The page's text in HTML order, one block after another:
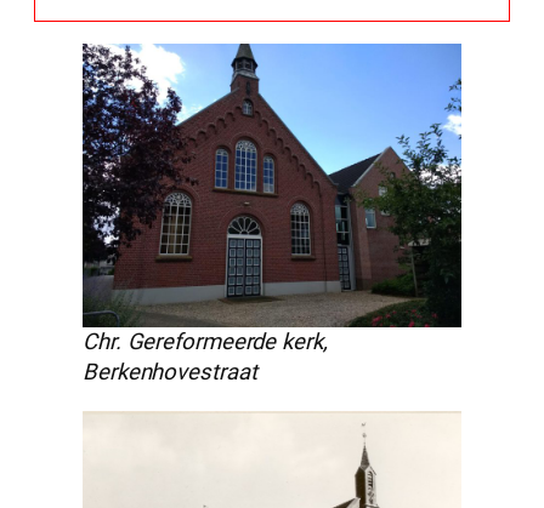
Chr. Gereformeerde kerk,
Berkenhovestraat